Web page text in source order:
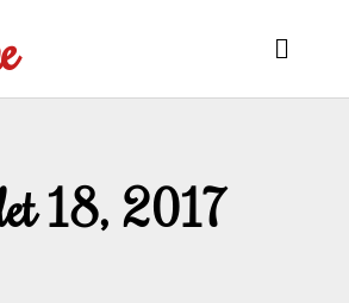
Main
18, 2017